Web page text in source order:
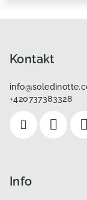
Kontakt
info@
+420737383328
Info